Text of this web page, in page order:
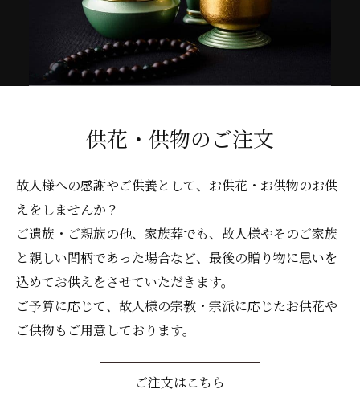
供花・供物のご注文
故人様への感謝やご供養として、お供花・お供物のお供
えをしませんか？
ご遺族・ご親族の他、家族葬でも、故人様やそのご家族
と親しい間柄であった場合など、最後の贈り物に思いを
込めてお供えをさせていただきます。
ご予算に応じて、故人様の宗教・宗派に応じたお供花や
ご供物もご用意しております。
ご注文はこちら